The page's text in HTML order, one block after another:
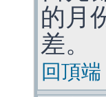
的月
差。
回頂端